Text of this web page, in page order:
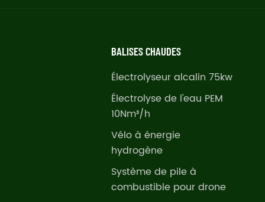
BALISES CHAUDES
Électrolyseur alcalin 75kw
Électrolyse de l'eau PEM
10Nm³/h
Vélo à énergie
hydrogène
Système de pile à
combustible pour drone